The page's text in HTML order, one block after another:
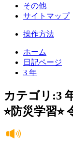
その他
サイトマップ
操作方法
ホーム
日記ページ
3 年
カテゴリ:3
⭐︎防災学習⭐︎